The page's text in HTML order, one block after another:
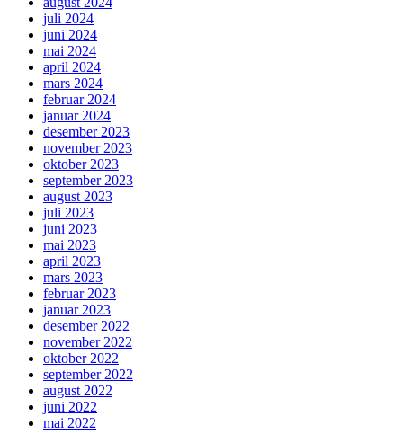
juli 2024
juni 2024
mai 2024
april 2024
mars 2024
februar 2024
januar 2024
desember 2023
november 2023
oktober 2023
september 2023
august 2023
juli 2023
juni 2023
mai 2023
april 2023
mars 2023
februar 2023
januar 2023
desember 2022
november 2022
oktober 2022
september 2022
august 2022
juni 2022
mai 2022